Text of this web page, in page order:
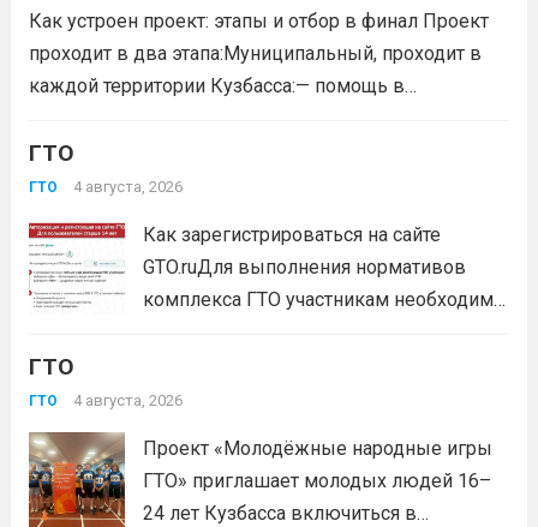
Всероссийского физкультурно-спортивного
комплекса...Читать дальше
Как устроен проект: этапы и отбор в финал Проект
проходит в два этапа:Муниципальный, проходит в
каждой территории Кузбасса:— помощь в
класс по правильной технике выполнения
нормативов комплекса ГТО;— тренировочные
Читать дальше
ГТО
ГТО 4 августа, 2026
Как зарегистрироваться на сайте
GTO.ruДля выполнения нормативов
комплекса ГТО участникам необходимо
выбери своё муниципальное
приходи на площадку. Возьми
документ, удостоверяющий личность,
ГТО
ГТО 4 августа, 2026
Проект «Молодёжные народные игры
ГТО» приглашает молодых людей 16–
24 лет Кузбасса включиться в